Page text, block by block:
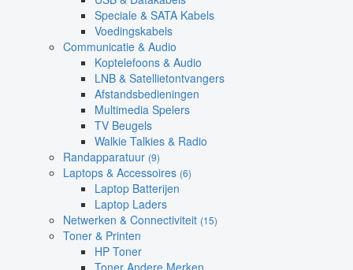
Speciale & SATA Kabels
Voedingskabels
Communicatie & Audio
Koptelefoons & Audio
LNB & Satellietontvangers
Afstandsbedieningen
Multimedia Spelers
TV Beugels
Walkie Talkies & Radio
Randapparatuur (9)
Laptops & Accessoires (6)
Laptop Batterijen
Laptop Laders
Netwerken & Connectiviteit (15)
Toner & Printen
HP Toner